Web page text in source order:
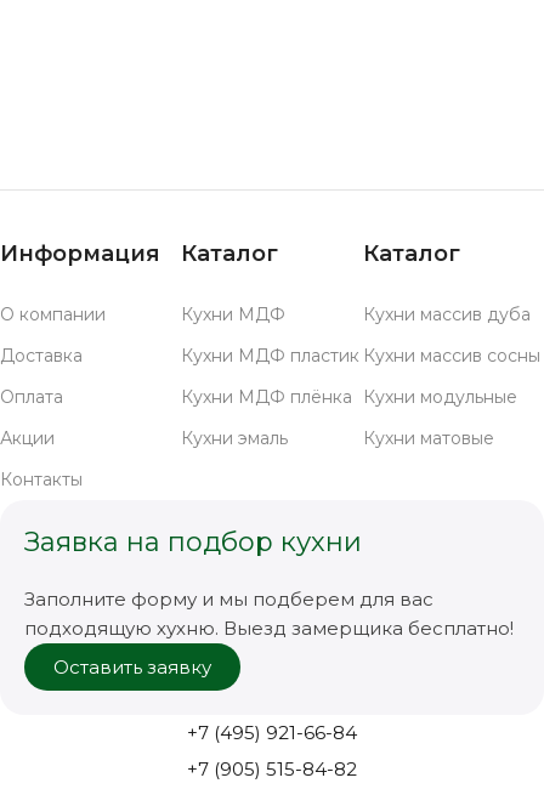
Информация
О компании
Доставка
Оплата
Акции
Контакты
Каталог
Кухни МДФ
Кухни МДФ пластик
Кухни МДФ плёнка
Кухни эмаль
Каталог
Кухни массив дуба
Кухни массив сосны
Кухни модульные
Кухни матовые
Заявка на подбор кухни
Заполните форму и мы подберем для вас
подходящую хухню. Выезд замерщика бесплатно!
Оставить заявку
+7 (495) 921-66-84
+7 (905) 515-84-82